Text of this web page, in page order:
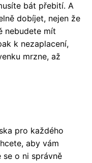
bát přebití. A
dobíjet, nejen že
nebudete mít
k nezaplacení,
mrzne, až
pro každého
aby vám
se o ni správně